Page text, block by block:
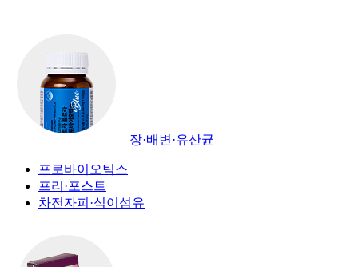
장·배변·유산균
프로바이오틱스
프리·포스트
차전자피·식이섬유